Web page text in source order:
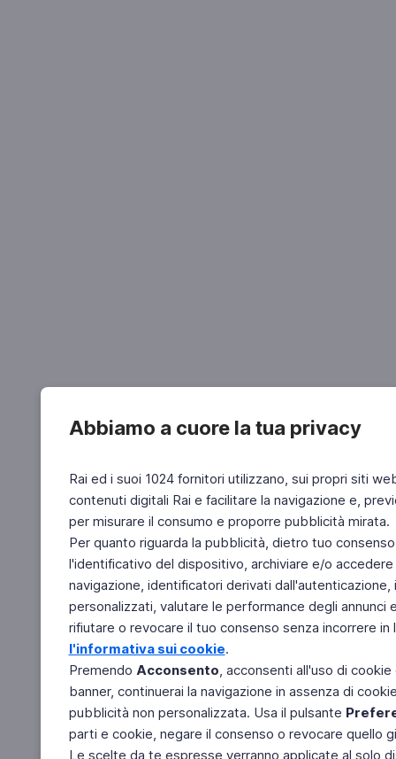
Abbiamo a cuore la tua privacy
Rai ed i suoi 1024 fornitori utilizzano, sui propri siti
contenuti digitali Rai e facilitare la navigazione e,
per misurare il consumo e proporre pubblicità mirata.
Per quanto riguarda la pubblicità, dietro tuo
l'identificativo del dispositivo, archiviare e/o
navigazione, identificatori derivati
personalizzati, valutare le performance degli
rifiutare o revocare il tuo consenso senza incorrere
l'informativa sui cookie.
Premendo Acconsento, acconsenti all'uso di
banner, continuerai la navigazione in assenza di
pubblicità non personalizzata. Usa il pulsante
parti e cookie, negare il consenso o revocare quello
Le scelte da te espresse verranno applicate al solo